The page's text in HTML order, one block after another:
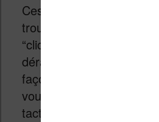
Ces boutons sont très
trouve dommage qu’ils
“clic” qui, bien que
déranger les adeptes du
façon, si le bruit des
vous pourrez toujours
tactile pour naviguer